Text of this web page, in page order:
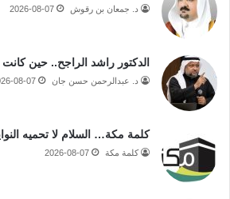
د. جمعان بن رقوش 2026-08-07
الدكتور راشد الراجح.. حين كانت
د. عبدالرحمن حسن جان 08-07
كلمة مكة… السلام لا تحميه
كلمة مكة 2026-08-07